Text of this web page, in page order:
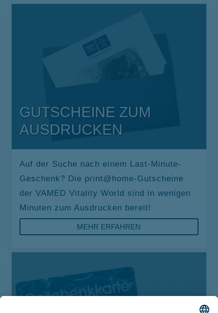
GUTSCHEINE ZUM
AUSDRUCKEN
Auf der Suche nach einem Last-Minute-
Geschenk? Die print@home-Gutscheine
der VAMED Vitality World sind in wenigen
Minuten zum Ausdrucken bereit!
MEHR ERFAHREN